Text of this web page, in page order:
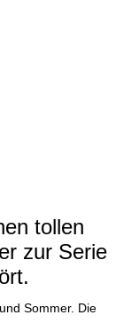
tollen
zur Serie
Sommer. Die